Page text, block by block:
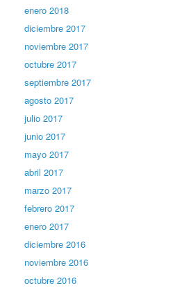
enero 2018
diciembre 2017
noviembre 2017
octubre 2017
septiembre 2017
agosto 2017
julio 2017
junio 2017
mayo 2017
abril 2017
marzo 2017
febrero 2017
enero 2017
diciembre 2016
noviembre 2016
octubre 2016